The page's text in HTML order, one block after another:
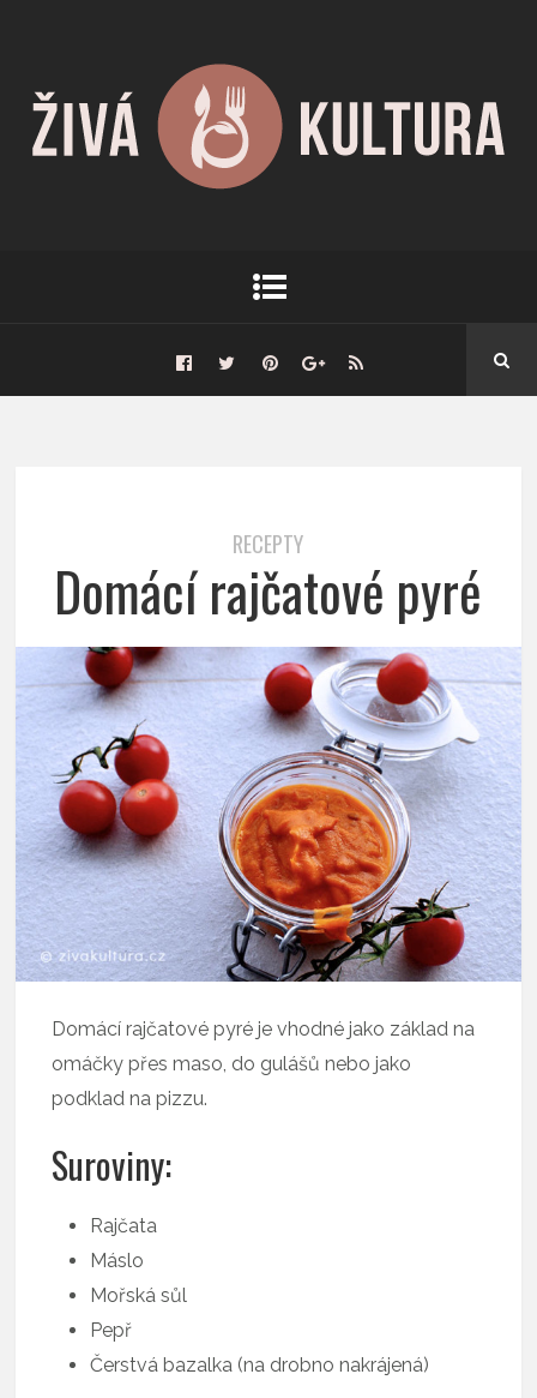
RECEPTY
Domácí rajčatové pyré
Domácí rajčatové pyré je vhodné jako základ na
omáčky přes maso, do gulášů nebo jako
podklad na pizzu.
Suroviny:
Rajčata
Máslo
Mořská sůl
Pepř
Čerstvá bazalka (na drobno nakrájená)